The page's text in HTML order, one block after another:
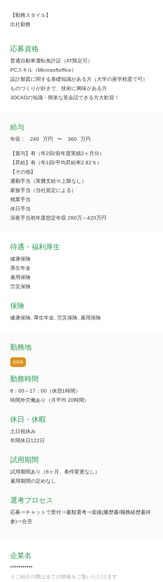
【勤務スタイル】
出社勤務
応募資格
普通自動車運転免許証（AT限定可）
PCスキル（Microsoftoffice）
設計製図に関する基礎知識がある方（大学の座学程度で可）
ものづくりが好きで、技術に興味がある方
3DCADの知識・簡単な英会話できる方大歓迎！
給与
年収： 240 万円 ​〜 360 万円
【賞与】有（年2回/前年度実績2ヶ月分）
【昇給】有（年1回/平均昇給率2.82％）
【その他】
通勤手当（実費支給※上限なし）
家族手当（当社規定による）
残業手当
休日手当
深夜手当初年度想定年収 280万～420万円
待遇・福利厚生
健康保険
厚生年金
雇用保険
労災保険
保険
健康保険, 厚生年金, 労災保険, 雇用保険
勤務地
長野県
勤務時間
8：00～17：00（休憩1時間）
時間外労働あり（月平均 20時間）
休日・休暇
土日祝休み
年間休日122日
試用期間
試用期間あり（6ヶ月、条件変更なし）
雇用期間の定めなし
選考プロセス
応募⇒チャットで受付⇒書類選考⇒面接(履歴書/職務経歴書持
参)⇒合否
企業名
***********
※ご紹介の際は全ての情報をご覧いただけます